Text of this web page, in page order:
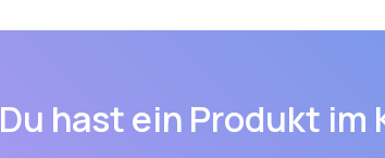
Du hast ein Produkt im